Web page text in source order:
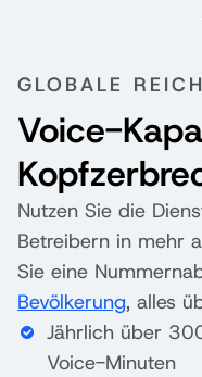
GLOBALE
Voice-
Nutzen Sie die
Betreibern in mehr
Sie eine
Bevölkerung, alles
Jährlich über
Voice-Minuten